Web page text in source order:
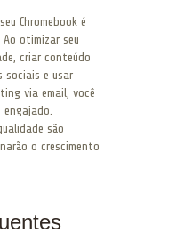
Chromebook é
otimizar seu
criar conteúdo
sociais e usar
via email, você
engajado.
são
o crescimento